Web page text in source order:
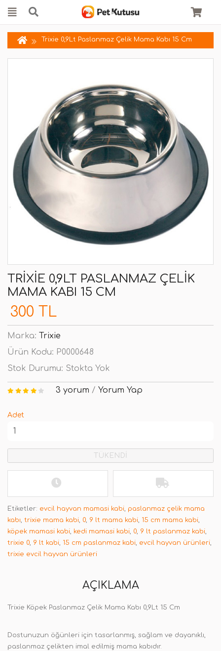
Trixie 0,9Lt Paslanmaz Çelik Mama Kabı 15 Cm
TRIXIE 0,9LT PASLANMAZ ÇELIK
MAMA KABI 15 CM
300 TL
Marka: Trixie
Ürün Kodu: P0000648
Stok Durumu: Stokta Yok
3 yorum / Yorum Yap
Adet
TÜKENDİ
Etiketler: evcil hayvan mamasi kabi, paslanmaz çelik mama
kabı, trixie mama kabi, 0, 9 lt mama kabi, 15 cm mama kabi,
köpek mamasi kabi, kedi mamasi kabi, 0, 9 lt paslanmaz kabi,
trixie 0, 9 lt kabi, 15 cm paslanmaz kabi, evcil hayvan ürünleri,
trixie evcil hayvan ürünleri
AÇIKLAMA
Trixie Köpek Paslanmaz Çelik Mama Kabı 0,9Lt 15 Cm
Dostunuzun öğünleri için tasarlanmış, sağlam ve dayanıklı,
paslanmaz çelikten imal edilmiş mama kabıdır.